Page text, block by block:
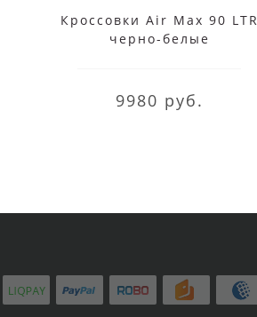
Кроссовки Air Max 90 LTR
черно-белые
9980 руб.